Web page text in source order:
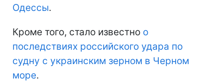
Одессы.
Кроме того, стало известно о
последствиях российского удара по
судну с украинским зерном в Черном
море.